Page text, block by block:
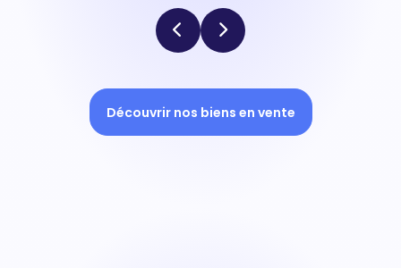
Découvrir nos biens en vente